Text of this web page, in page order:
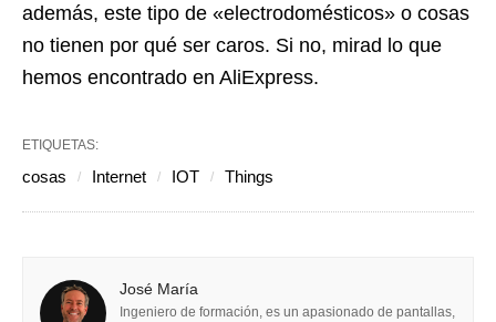
además, este tipo de «electrodomésticos» o cosas
no tienen por qué ser caros. Si no, mirad lo que
hemos encontrado en AliExpress.
ETIQUETAS:
cosas Internet IOT Things
José María
Ingeniero de formación, es un apasionado de pantallas,